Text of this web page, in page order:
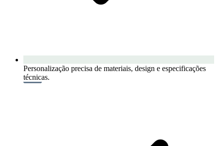
Personalização precisa de materiais, design e especificações
técnicas.